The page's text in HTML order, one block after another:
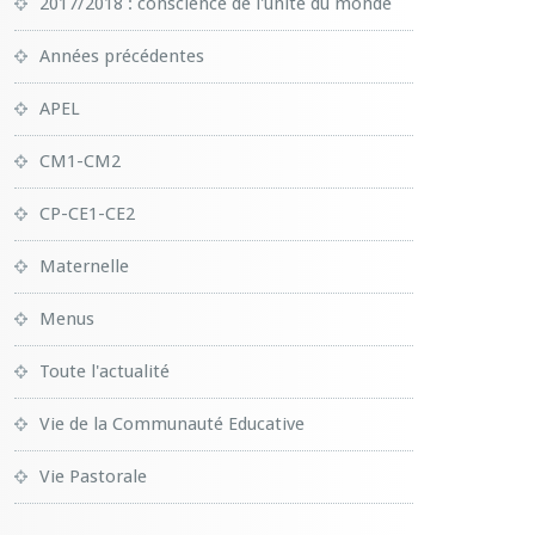
Années précédentes
APEL
CM1-CM2
CP-CE1-CE2
Maternelle
Menus
Toute l'actualité
Vie de la Communauté Educative
Vie Pastorale